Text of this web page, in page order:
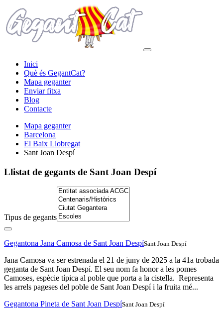
Inici
Què és GegantCat?
Mapa geganter
Enviar fitxa
Blog
Contacte
Mapa geganter
Barcelona
El Baix Llobregat
Sant Joan Despí
Llistat de gegants de Sant Joan Despí
Tipus de gegants
Gegantona Jana Camosa de Sant Joan DespíSant Joan Despí
Jana Camosa va ser estrenada el 21 de juny de 2025 a la 41a trobada
geganta de Sant Joan Despí. El seu nom fa honor a les pomes
Camoses, espècie típica al poble que porta a la cistella. Representa
les arrels pageses del poble de Sant Joan Despí i la fruita mé...
Gegantona Pineta de Sant Joan DespíSant Joan Despí